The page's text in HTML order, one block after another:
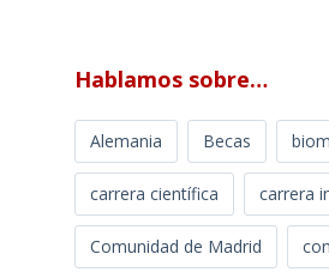
Hablamos sobre…
Alemania Becas
carrera científica carrera
Comunidad de Madrid